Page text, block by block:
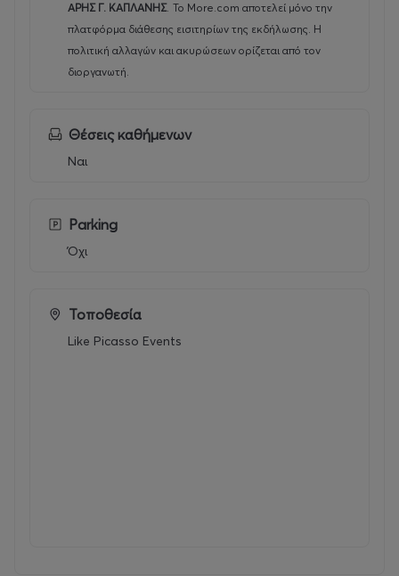
ΑΡΗΣ Γ. ΚΑΠΛΑΝΗΣ. Το More.com αποτελεί μόνο την
πλατφόρμα διάθεσης εισιτηρίων της εκδήλωσης. Η
πολιτική αλλαγών και ακυρώσεων ορίζεται από τον
διοργανωτή.
Θέσεις καθήμενων
Ναι
Parking
Όχι
Τοποθεσία
Like Picasso Events